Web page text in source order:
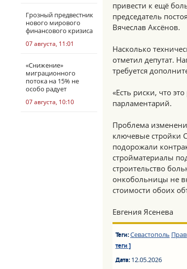
Грозный предвестник
нового мирового
финансового кризиса
07 августа, 11:01
«Снижение»
миграционного
потока на 15% не
особо радует
07 августа, 10:10
привести к ещё
председатель
Вячеслав Аксёнов.
Насколько
отметил депутат.
требуется
«Есть риски, что
парламентарий.
Проблема
ключевые стройки
подорожали
стройматериалы
строительство
онкобольницы не
стоимости обоих
Евгения Ясенева
Теги:Севастополь
теги ]
Дата:12.05.2026